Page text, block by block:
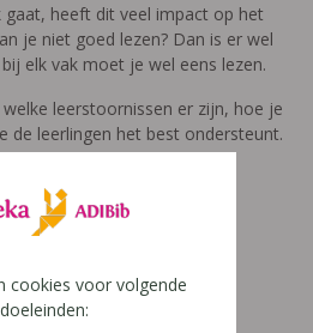
heeft dit veel impact op het
je niet goed lezen? Dan is er wel
elk vak moet je wel eens lezen.
leerstoornissen er zijn, hoe je
de leerlingen het best ondersteunt.
cookies voor volgende
doeleinden: